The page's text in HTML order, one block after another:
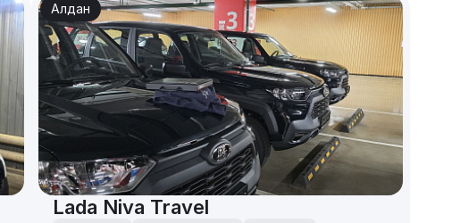
Алдан
Lada Niva Travel